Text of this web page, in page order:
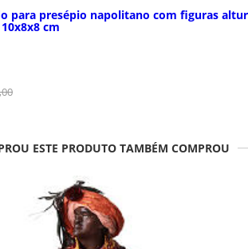
para presépio napolitano com figuras
cm
ESTE PRODUTO TAMBÉM COMPROU